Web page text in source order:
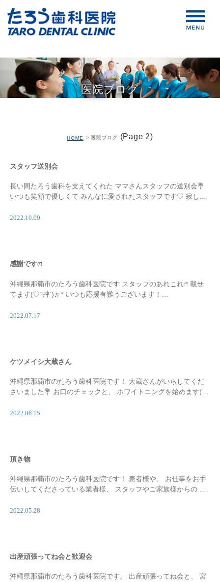
医院ブログ
HOME 医院ブログ (Page 2)
スタッフ送別会
長い間たろう歯科を支えてくれた ママさんスタッフの送別会💐
いつも笑顔で優しくて みんなに愛されたスタッフです♡︎ 寂しい
に有難うございました♪ 楽しい思い出ば […]
2022.10.09
感謝ですෆ̈
沖縄県那覇市のたろう歯科医院です スタッフのあれこれෆ̈ 載せ
てます(♡︎ˊ艸ˋ)♬︎* いつも応援有難うございます！
ャンペーンも企画中です！ ぜひお見逃しなく […]
2022.07.17
ケツメイシ大蔵さん
沖縄県那覇市のたろう歯科医院です！ 大蔵さんがいらしてくだ
さいました💐 お口のチェックと、 ホワイトニングを始めます(
も全力で 応援いたし […]
2022.06.15
頂き物
沖縄県那覇市のたろう歯科医院です！ 患者様や、 お仕事をお手
伝いしてくださっている業者様、 スタッフやご家族様からの た
ざいます💐 スタッフの誕生日も […]
2022.05.28
出産頑張ってね会と歓迎会
沖縄県那覇市のたろう歯科医院です。 出産頑張ってね会と、 宮